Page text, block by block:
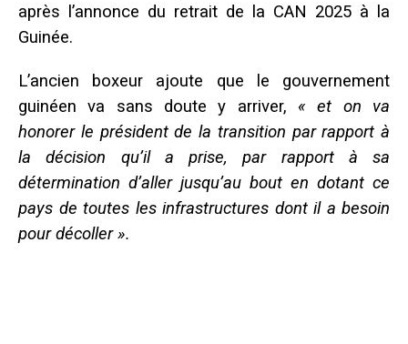
après l’annonce du retrait de la CAN 2025 à la
Guinée.
L’ancien boxeur ajoute que le gouvernement
guinéen va sans doute y arriver, « et on va
honorer le président de la transition par rapport à
la décision qu’il a prise, par rapport à sa
détermination d’aller jusqu’au bout en dotant ce
pays de toutes les infrastructures dont il a besoin
pour décoller ».